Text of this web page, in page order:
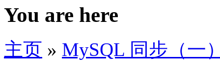
You are here
主页 » MySQL 同步（一